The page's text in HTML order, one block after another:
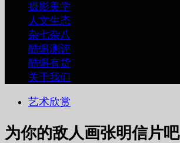
摄影美学
人文生态
杂七杂八
酷蝌测评
酷蝌有货
关于我们
艺术欣赏
为你的敌人画张明信片吧